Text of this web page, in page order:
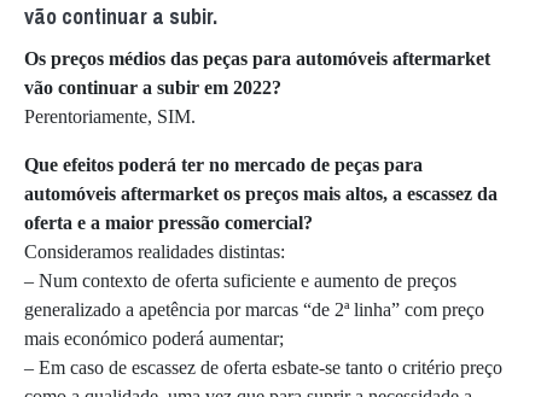
vão continuar a subir.
Os preços médios das peças para automóveis aftermarket
vão continuar a subir em 2022?
Perentoriamente, SIM.
Que efeitos poderá ter no mercado de peças para
automóveis aftermarket os preços mais altos, a escassez da
oferta e a maior pressão comercial?
Consideramos realidades distintas:
– Num contexto de oferta suficiente e aumento de preços
generalizado a apetência por marcas “de 2ª linha” com preço
mais económico poderá aumentar;
– Em caso de escassez de oferta esbate-se tanto o critério preço